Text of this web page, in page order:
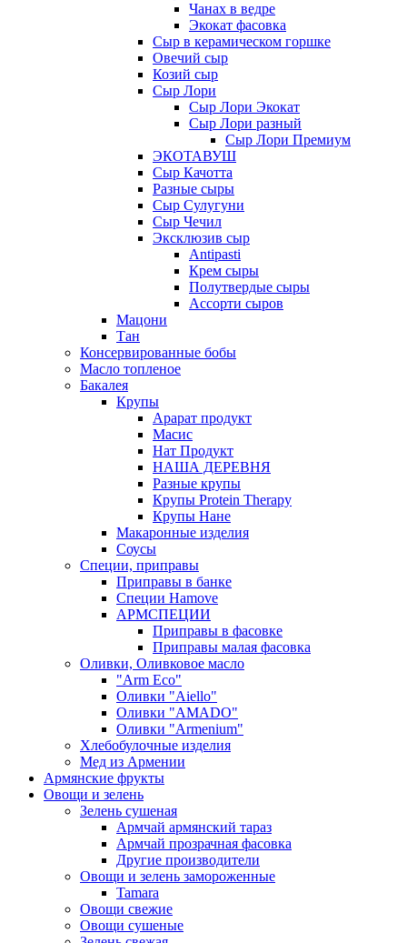
Чанах в ведре
Экокат фасовка
Сыр в керамическом горшке
Овечий сыр
Козий сыр
Сыр Лори
Сыр Лори Экокат
Сыр Лори разный
Сыр Лори Премиум
ЭКОТАВУШ
Сыр Качотта
Разные сыры
Сыр Сулугуни
Сыр Чечил
Эксклюзив сыр
Antipasti
Крем сыры
Полутвердые сыры
Ассорти сыров
Мацони
Тан
Консервированные бобы
Масло топленое
Бакалея
Крупы
Арарат продукт
Масис
Нат Продукт
НАША ДЕРЕВНЯ
Разные крупы
Крупы Protein Therapy
Крупы Нане
Макаронные изделия
Соусы
Специи, приправы
Приправы в банке
Специи Hamove
АРМСПЕЦИИ
Приправы в фасовке
Приправы малая фасовка
Оливки, Оливковое масло
"Arm Eco"
Оливки "Aiello"
Оливки "AMADO"
Оливки "Armenium"
Хлебобулочные изделия
Мед из Армении
Армянские фрукты
Овощи и зелень
Зелень сушеная
Армчай армянский тараз
Армчай прозрачная фасовка
Другие производители
Овощи и зелень замороженные
Tamara
Овощи свежие
Овощи сушеные